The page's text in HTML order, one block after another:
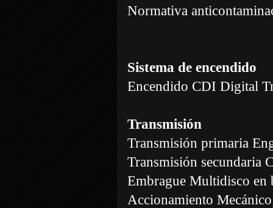
Normativa
Sistema de encendido
Encendido CDI Digital
Transmisión
Transmisión primaria
Transmisión secundaria
Embrague Multidisco en
Accionamiento